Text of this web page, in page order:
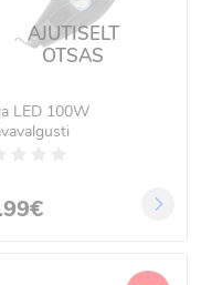
AJUTISELT
OTSAS
LED 100W